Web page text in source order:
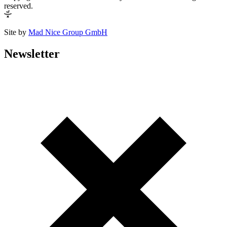
reserved.
Site by Mad Nice Group GmbH
Newsletter